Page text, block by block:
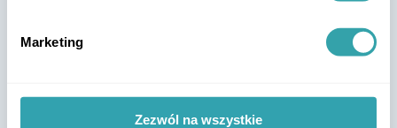
Marketing
Zezwól na wszystkie